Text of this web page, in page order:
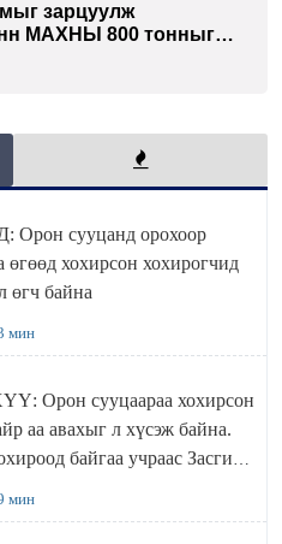
зарцуулж
МАХНЫ 800 тонныг
Орон сууцанд орохоор
өгөөд хохирсон хохирогчид
өгч байна
мин
Орон сууцаараа хохирсон
аа авахыг л хүсэж байна.
байгаа учраас Засгийн
мин